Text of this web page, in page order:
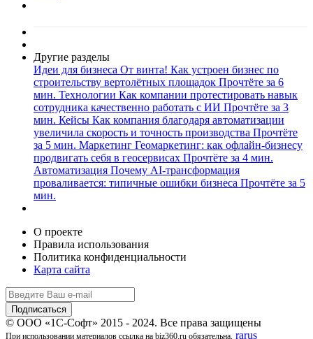
Другие разделы
Идеи для бизнеса От винта! Как устроен бизнес по
строительству вертолётных площадок Прочтёте за 6
мин. Технологии Как компании протестировать навык
сотрудника качественно работать с ИИ Прочтёте за 3
мин. Кейсы Как компания благодаря автоматизации
увеличила скорость и точность производства Прочтёте
за 5 мин. Маркетинг Геомаркетинг: как офлайн-бизнесу
продвигать себя в геосервисах Прочтёте за 4 мин.
Автоматизация Почему AI-трансформация
проваливается: типичные ошибки бизнеса Прочтёте за 5
мин.
О проекте
Правила использования
Политика конфиденциальности
Карта сайта
© ООО «1С-Софт» 2015 - 2024. Все права защищены
При использовании материалов ссылка на biz360.ru обязательна. rarus